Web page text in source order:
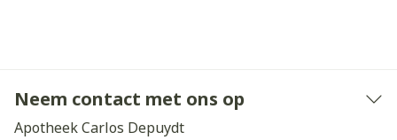
Neem contact met ons op
Apotheek Carlos Depuydt